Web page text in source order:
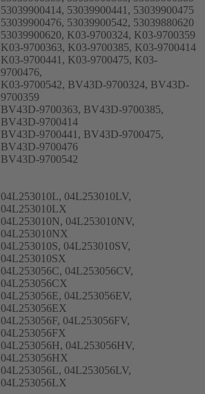
53039900414, 53039900441, 53039900475
53039900476, 53039900542, 53039880620
53039900620, K03-9700324, K03-9700359
K03-9700363, K03-9700385, K03-9700414
K03-9700441, K03-9700475, K03-
9700476,
K03-9700542, BV43D-9700324, BV43D-
9700359
BV43D-9700363, BV43D-9700385,
BV43D-9700414
BV43D-9700441, BV43D-9700475,
BV43D-9700476
BV43D-9700542
04L253010L, 04L253010LV,
04L253010LX
04L253010N, 04L253010NV,
04L253010NX
04L253010S, 04L253010SV,
04L253010SX
04L253056C, 04L253056CV,
04L253056CX
04L253056E, 04L253056EV,
04L253056EX
04L253056F, 04L253056FV,
04L253056FX
04L253056H, 04L253056HV,
04L253056HX
04L253056L, 04L253056LV,
04L253056LX